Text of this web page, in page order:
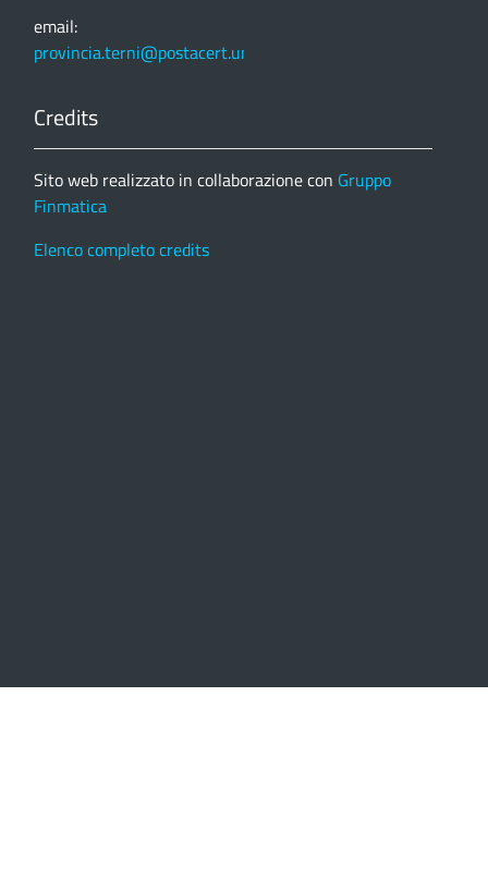
email:
provincia.terni@postacert.umbria.it
Credits
Sito web realizzato in collaborazione con Gruppo
Finmatica
Elenco completo credits